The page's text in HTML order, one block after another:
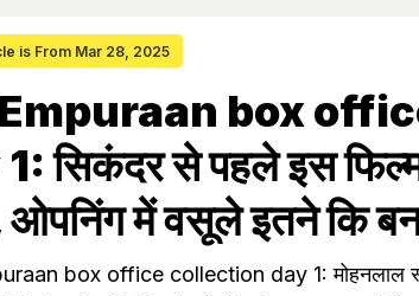
is From Mar 28, 2025
box
सिकंदर से पहले इस
में वसूले इतने कि
box office collection day 1: मोहनलाल